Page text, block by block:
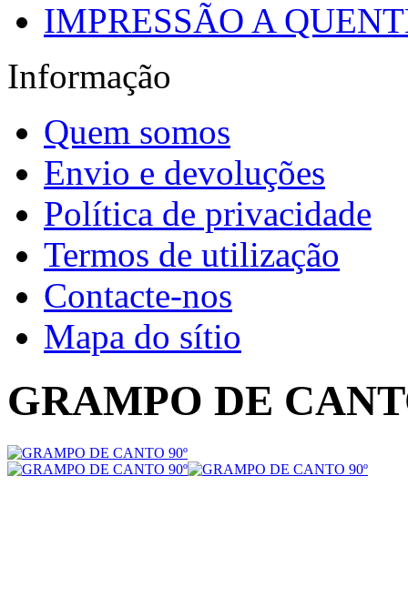
IMPRESSÃO A
Informação
Quem somos
Envio e devoluções
Política de privacidade
Termos de utilização
Contacte-nos
Mapa do sítio
GRAMPO DE